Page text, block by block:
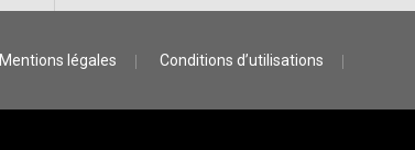
Mentions légales Conditions d’utilisations